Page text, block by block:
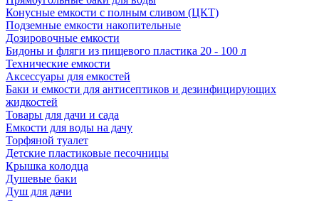
Конусные емкости с полным сливом (ЦКТ)
Подземные емкости накопительные
Дозировочные емкости
Бидоны и фляги из пищевого пластика 20 - 100 л
Технические емкости
Аксессуары для емкостей
Баки и емкости для антисептиков и дезинфицирующих
жидкостей
Товары для дачи и сада
Емкости для воды на дачу
Торфяной туалет
Детские пластиковые песочницы
Крышка колодца
Душевые баки
Душ для дачи